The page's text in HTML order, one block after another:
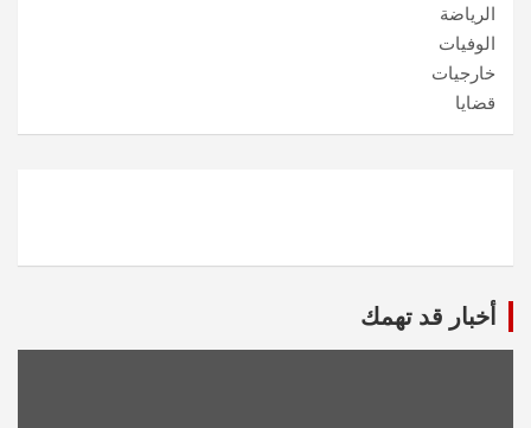
الرياضة
الوفيات
خارجيات
قضايا
أخبار قد تهمك